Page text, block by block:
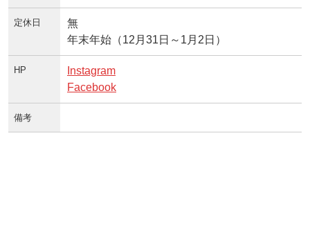
定休日
無
年末年始（12月31日～1月2日）
HP
Instagram
Facebook
備考